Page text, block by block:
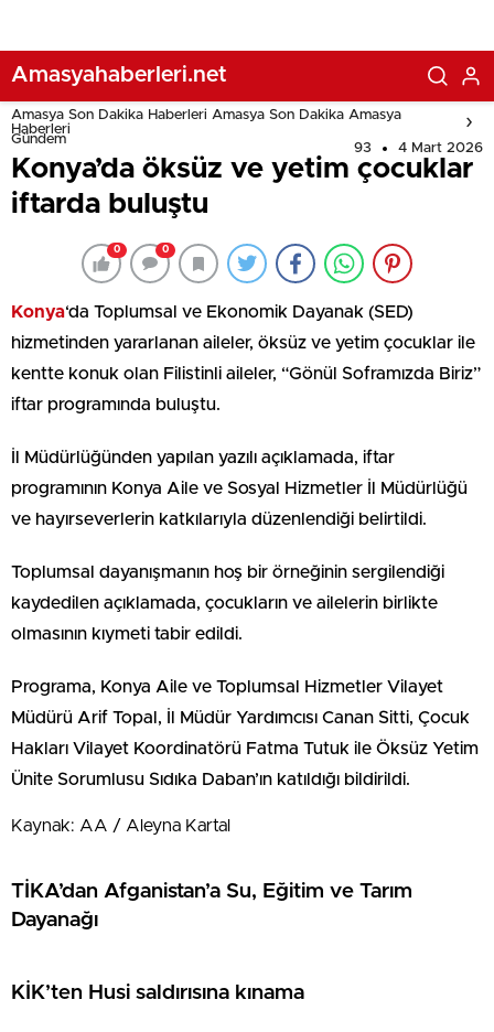
Amasyahaberleri.net
Amasya Son Dakika Haberleri Amasya Son Dakika Amasya
Haberleri
Gündem
93 4 Mart 2026
Konya’da öksüz ve yetim çocuklar
iftarda buluştu
0 0
Konya‘da Toplumsal ve Ekonomik Dayanak (SED)
hizmetinden yararlanan aileler, öksüz ve yetim çocuklar ile
kentte konuk olan Filistinli aileler, “Gönül Soframızda Biriz”
iftar programında buluştu.
İl Müdürlüğünden yapılan yazılı açıklamada, iftar
programının Konya Aile ve Sosyal Hizmetler İl Müdürlüğü
ve hayırseverlerin katkılarıyla düzenlendiği belirtildi.
Toplumsal dayanışmanın hoş bir örneğinin sergilendiği
kaydedilen açıklamada, çocukların ve ailelerin birlikte
olmasının kıymeti tabir edildi.
Programa, Konya Aile ve Toplumsal Hizmetler Vilayet
Müdürü Arif Topal, İl Müdür Yardımcısı Canan Sitti, Çocuk
Hakları Vilayet Koordinatörü Fatma Tutuk ile Öksüz Yetim
Ünite Sorumlusu Sıdıka Daban’ın katıldığı bildirildi.
Kaynak: AA / Aleyna Kartal
TİKA’dan Afganistan’a Su, Eğitim ve Tarım
Dayanağı
KİK’ten Husi saldırısına kınama